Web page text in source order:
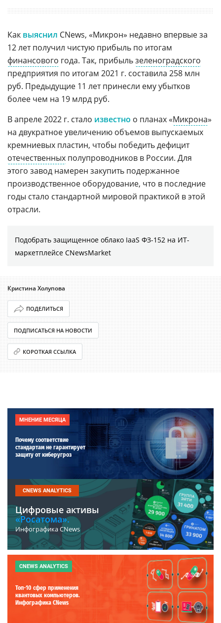
Как выяснил CNews, «Микрон» недавно впервые за
12 лет получил чистую прибыль по итогам
финансового года. Так, прибыльзеленоградского
предприятия по итогам 2021 г. составила 258 млн
руб. Предыдущие 11 лет принесли ему убытков
более чем на 19 млрд руб.
В апреле 2022 г. стало известно о планах «Микрона»
на двукратное увеличению объемов выпускаемых
кремниевых пластин, чтобы победить дефицит
отечественных полупроводников в России. Для
этого завод намерен закупить подержанное
производственное оборудование, что в последние
годы стало стандартной мировой практикой в этой
отрасли.
Подобрать защищенное облако IaaS ФЗ-152 на ИТ-
маркетплейсе CNewsMarket
Кристина Холупова
ПОДЕЛИТЬСЯ
ПОДПИСАТЬСЯ НА НОВОСТИ
КОРОТКАЯ ССЫЛКА
МНЕНИЕ МЕСЯЦА
Почему соответствие
стандартам не гарантирует
защиту от киберугроз
CNEWS ANALYTICS
Цифровые активы
«Росатома».
Инфографика CNews
CNEWS ANALYTICS
Топ-10 сфер применения
квантовых компьютеров.
Инфографика CNews